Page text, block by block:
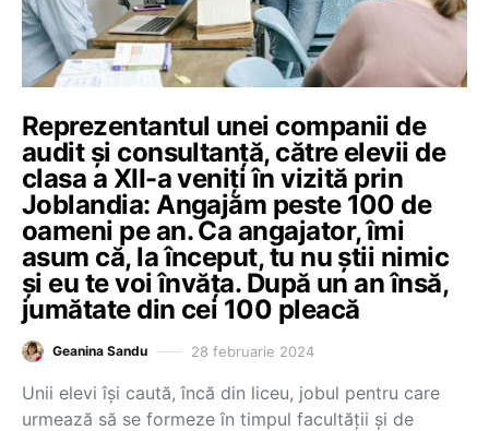
Reprezentantul unei companii de
audit și consultanță, către elevii de
clasa a XII-a veniți în vizită prin
Joblandia: Angajăm peste 100 de
oameni pe an. Ca angajator, îmi
asum că, la început, tu nu știi nimic
și eu te voi învăța. După un an însă,
jumătate din cei 100 pleacă
Geanina Sandu 28 februarie 2024
Unii elevi își caută, încă din liceu, jobul pentru care
urmează să se formeze în timpul facultății și de